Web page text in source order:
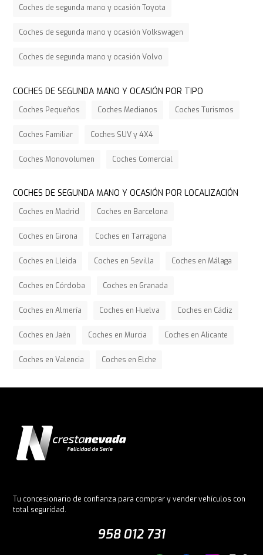
Coches de segunda mano y ocasión Toyota
Coches de segunda mano y ocasión Volkswagen
Coches de segunda mano y ocasión Volvo
COCHES DE SEGUNDA MANO Y OCASIÓN POR TIPO
Coches Pequeños Coches Medianos Coches Turismos
Coches Familiar Coches SUV y 4X4
Coches Monovolumen Coches Comercial
COCHES DE SEGUNDA MANO Y OCASIÓN POR LOCALIZACIÓN
Coches en Madrid Coches en Barcelona
Coches en Girona Coches en Tarragona
Coches en Lleida Coches en Sevilla Coches en Málaga
Coches en Córdoba Coches en Granada
Coches en Almería Coches en Huelva Coches en Cádiz
Coches en Jaén Coches en Murcia Coches en Alicante
Coches en Valencia Coches en Elche
Tu concesionario de confianza para comprar y vender vehículos con
total seguridad.
958 012 731